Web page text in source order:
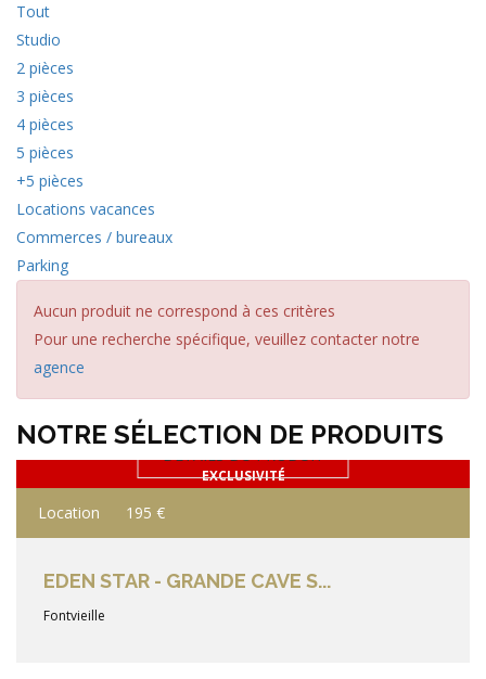
Tout
Studio
2 pièces
3 pièces
4 pièces
5 pièces
+5 pièces
Locations vacances
Commerces / bureaux
Parking
Aucun produit ne correspond à ces critères
Pour une recherche spécifique, veuillez contacter notre
agence
NOTRE SÉLECTION DE PRODUITS
EXCLUSIVITÉ
DÉTAILS DU PRODUIT
Location 195 €
EDEN STAR - GRANDE CAVE S...
Fontvieille